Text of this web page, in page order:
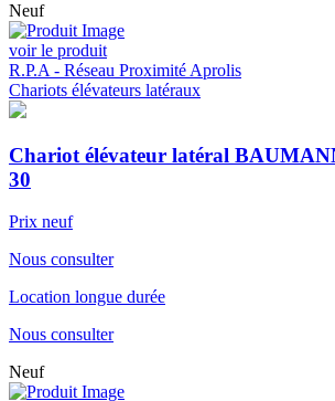
Neuf
voir le produit
R.P.A - Réseau Proximité Aprolis
Chariots élévateurs latéraux
Chariot élévateur latéral
30
Prix neuf
Nous consulter
Location longue durée
Nous consulter
Neuf